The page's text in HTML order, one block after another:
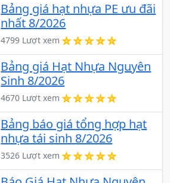
Bảng giá hạt nhựa PE ưu đãi
nhất 8/2026
4799 Lượt xem
Bảng giá Hạt Nhựa Nguyên
Sinh 8/2026
4670 Lượt xem
Bảng báo giá tổng hợp hạt
nhựa tái sinh 8/2026
3526 Lượt xem